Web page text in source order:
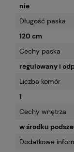
nie
Długość paska
120 cm
Cechy paska
regulowany i
Liczba komór
1
Cechy wnętrza
w środku
Dodatkowe